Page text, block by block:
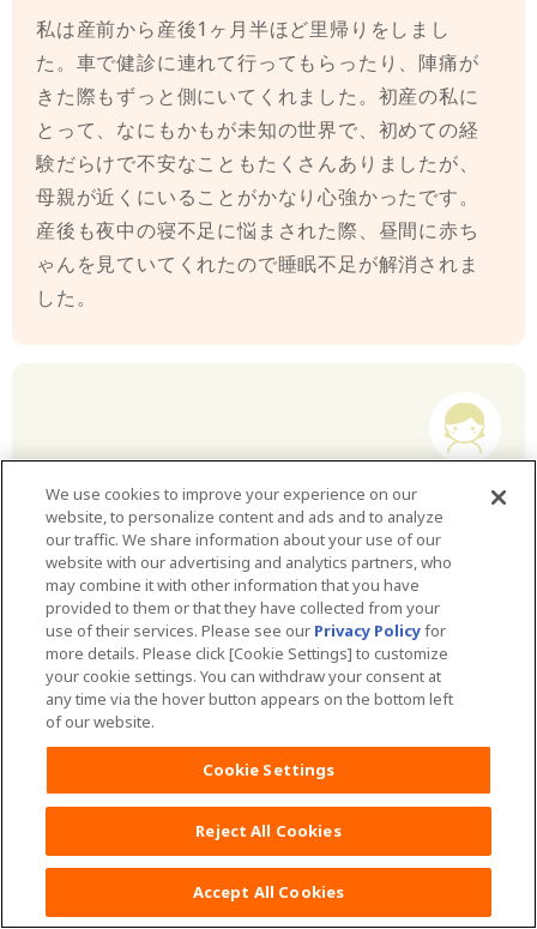
私は産前から産後1ヶ月半ほど里帰りをしまし
た。車で健診に連れて行ってもらったり、陣痛が
きた際もずっと側にいてくれました。初産の私に
とって、なにもかもが未知の世界で、初めての経
験だらけで不安なこともたくさんありましたが、
母親が近くにいることがかなり心強かったです。
産後も夜中の寝不足に悩まされた際、昼間に赤ち
ゃんを見ていてくれたので睡眠不足が解消されま
した。
奈良県：奈良県、あさみ
ワンオペ育児になりそうな方に読んでいただきた
いです。産むまでに甘え上手になりましょう。私
は実母と死別しているので、里帰りはできません
でした。義父母は県外に住んでおり、「実家だと
思って里帰り出産していいよ」と言ってくれまし
た。しかし、当時は遠慮があったこと、地元の産
婦人科で出産したい気持ちがあったので、夫と二
人でアパートで育てていくと決めました。
実際出産したあと、考えていた以上に身体のダメ
ージが大きく、よぼよぼでした。2時間おきに母
乳を与える合間に、着替えを病院の屋上の洗濯機
で洗って干していました。そんな人は他にいませ
We use cookies to improve your experience on our
website, to personalize content and ads and to analyze
our traffic. We share information about your use of our
website with our advertising and analytics partners, who
may combine it with other information that you have
provided to them or that they have collected from your
use of their services. Please see our Privacy Policyfor
more details. Please click [Cookie Settings] to customize
your cookie settings. You can withdraw your consent at
any time via the hover button appears on the bottom left
of our website.
Cookie Settings
Reject All Cookies
Accept All Cookies